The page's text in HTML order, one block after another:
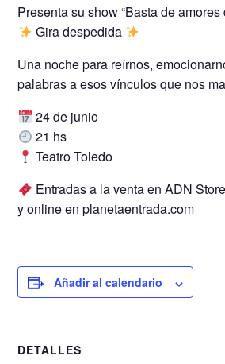
Presenta su show “Basta de amores
Gira despedida
Una noche para reírnos,
palabras a esos vínculos que nos
24 de junio
21 hs
Teatro Toledo
Entradas a la venta en ADN Store
y online en planetaentrada.com
Añadir al calendario
DETALLES